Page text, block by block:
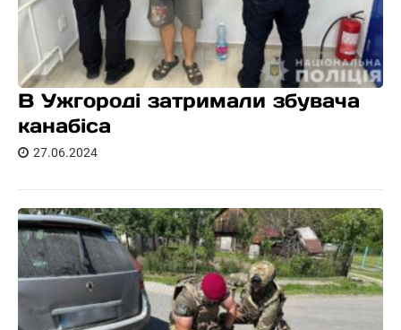
В Ужгороді затримали збувача
канабіса
27.06.2024